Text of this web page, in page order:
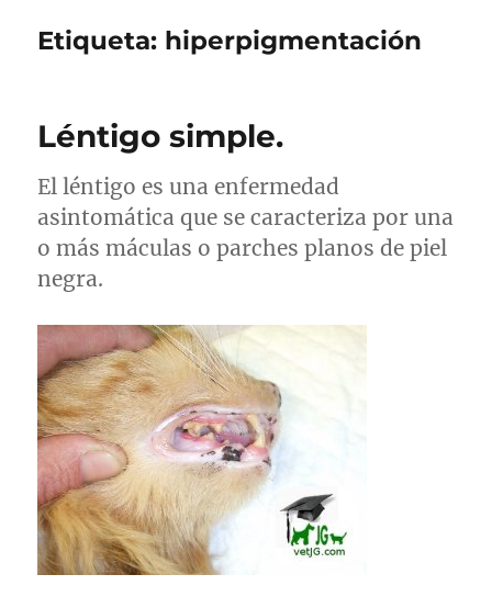
Etiqueta: hiperpigmentación
Léntigo simple.
El léntigo es una enfermedad
asintomática que se caracteriza por una
o más máculas o parches planos de piel
negra.